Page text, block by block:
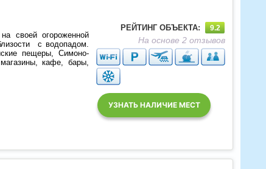
своей огороженной
с водопадом.
пещеры, Симоно-
кафе, бары,
РЕЙТИНГ ОБЪЕКТА: 9.2
На основе 2 отзывов
УЗНАТЬ НАЛИЧИЕ МЕСТ